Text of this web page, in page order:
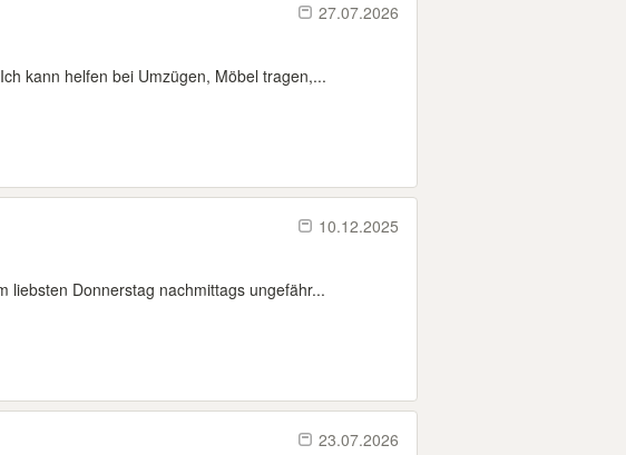
27.07.2026
kann helfen bei Umzügen, Möbel tragen,...
10.12.2025
liebsten Donnerstag nachmittags ungefähr...
23.07.2026